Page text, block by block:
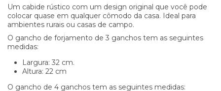
Um cabide rústico com um design original que você pode
colocar quase em qualquer cômodo da casa. Ideal para
ambientes rurais ou casas de campo.
O gancho de forjamento de 3 ganchos tem as seguintes
medidas:
Largura: 32 cm.
Altura: 22 cm
O gancho de 4 ganchos tem as seguintes medidas: